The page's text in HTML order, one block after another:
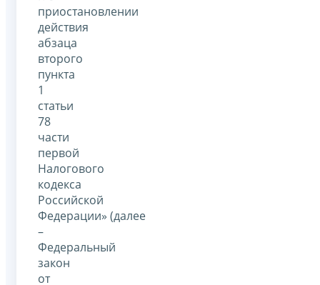
приостановлении
действия
абзаца
второго
пункта
1
статьи
78
части
первой
Налогового
кодекса
Российской
Федерации» (далее
–
Федеральный
закон
от